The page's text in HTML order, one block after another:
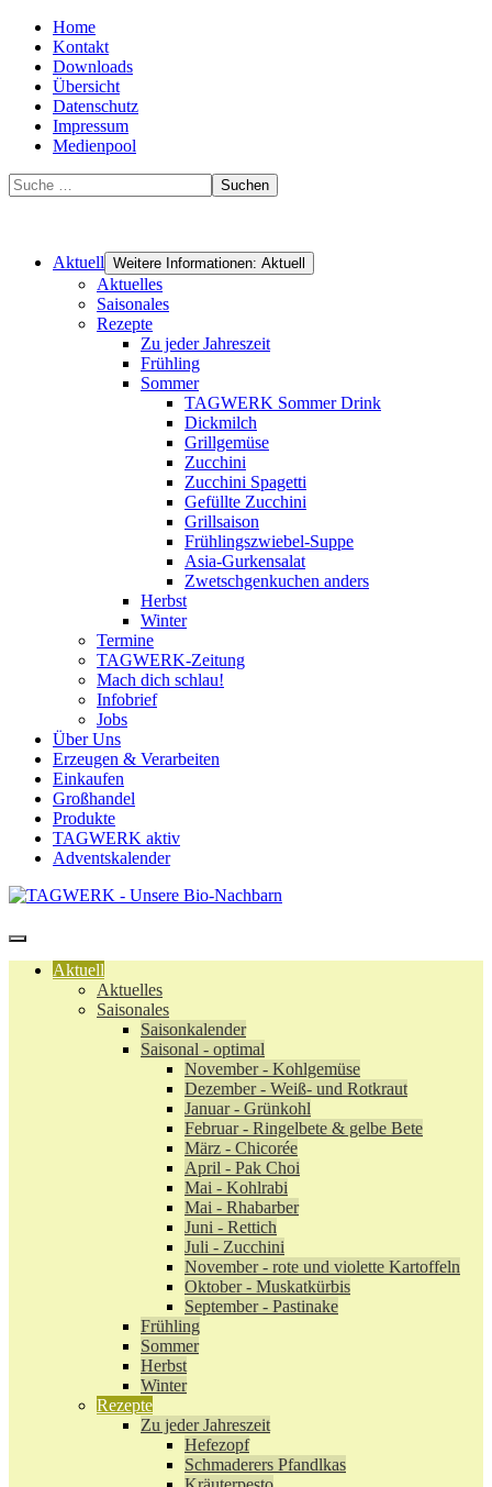
Home
Kontakt
Downloads
Übersicht
Datenschutz
Impressum
Medienpool
Suchen
Aktuell Weitere Informationen: Aktuell
Aktuelles
Saisonales
Rezepte
Zu jeder Jahreszeit
Frühling
Sommer
TAGWERK Sommer Drink
Dickmilch
Grillgemüse
Zucchini
Zucchini Spagetti
Gefüllte Zucchini
Grillsaison
Frühlingszwiebel-Suppe
Asia-Gurkensalat
Zwetschgenkuchen anders
Herbst
Winter
Termine
TAGWERK-Zeitung
Mach dich schlau!
Infobrief
Jobs
Über Uns
Erzeugen & Verarbeiten
Einkaufen
Großhandel
Produkte
TAGWERK aktiv
Adventskalender
Aktuell
Aktuelles
Saisonales
Saisonkalender
Saisonal - optimal
November - Kohlgemüse
Dezember - Weiß- und Rotkraut
Januar - Grünkohl
Februar - Ringelbete & gelbe Bete
März - Chicorée
April - Pak Choi
Mai - Kohlrabi
Mai - Rhabarber
Juni - Rettich
Juli - Zucchini
November - rote und violette Kartoffeln
Oktober - Muskatkürbis
September - Pastinake
Frühling
Sommer
Herbst
Winter
Rezepte
Zu jeder Jahreszeit
Hefezopf
Schmaderers Pfandlkas